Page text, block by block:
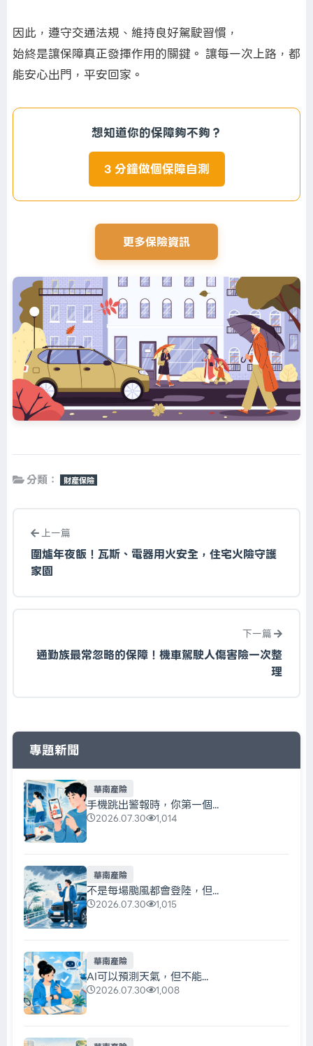
因此，遵守交通法規、維持良好駕駛習慣，
始終是讓保障真正發揮作用的關鍵。 讓每一次上路，都
能安心出門，平安回家。
想知道你的保障夠不夠？
3 分鐘做個保障自測
更多保險資訊
分類： 財產保險
上一篇
圍爐年夜飯！瓦斯、電器用火安全，住宅火險守護
家園
下一篇
通勤族最常忽略的保障！機車駕駛人傷害險一次整
理
專題新聞
華南產險
手機跳出警報時，你第一個...
2026.07.30 1,014
華南產險
不是每場颱風都會登陸，但...
2026.07.30 1,015
華南產險
AI可以預測天氣，但不能...
2026.07.30 1,008